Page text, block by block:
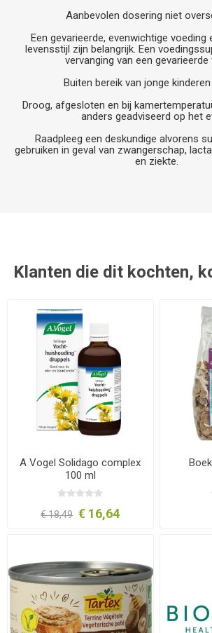
Aanbevolen dosering niet
Een gevarieerde, evenwichtige voeding
levensstijl zijn belangrijk. Een
vervanging van een gevarieerde
Buiten bereik van jonge
Droog, afgesloten en bij
anders geadviseerd op het
Raadpleeg een deskundige alvorens
gebruiken in geval van zwangerschap,
en ziekte.
Klanten die dit kochten,
A Vogel Solidago complex
100 ml
€ 18,49 € 16,64